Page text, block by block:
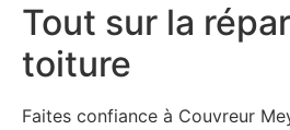
Tout sur la
toiture
Faites confiance à Couvreur